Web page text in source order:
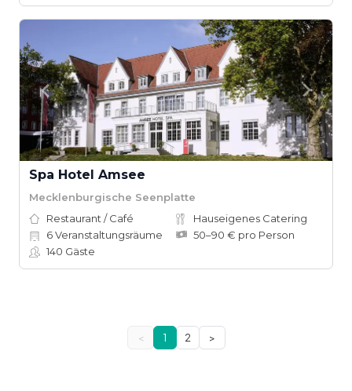
Spa Hotel Amsee
Mecklenburgische Seenplatte
Restaurant / Café
Hauseigenes Catering
6Veranstaltungsräume
50–90 € pro Person
140 Gäste
< 1 2 >